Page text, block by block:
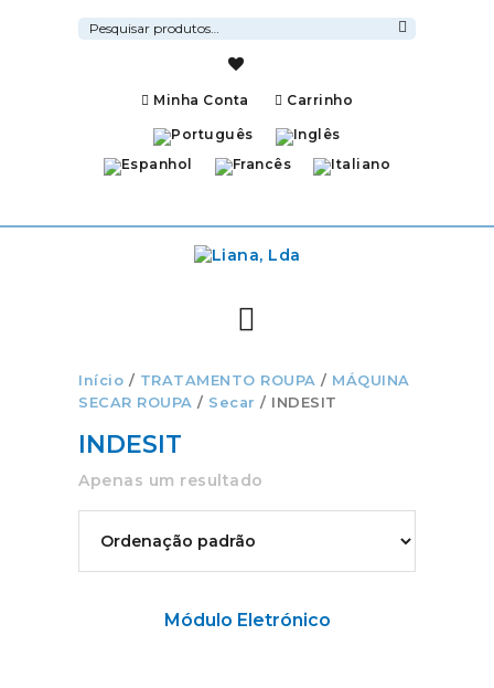
Pesquisar
por:
Minha Conta Carrinho
Início / TRATAMENTO ROUPA / MÁQUINA
SECAR ROUPA / Secar / INDESIT
INDESIT
Apenas um resultado
Módulo Eletrónico